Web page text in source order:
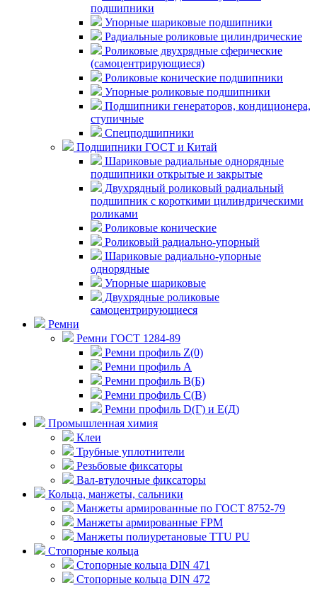
подшипники
Упорные шариковые подшипники
Радиальные роликовые цилиндрические
Роликовые двухрядные сферические
(самоцентрирующиеся)
Роликовые конические подшипники
Упорные роликовые подшипники
Подшипники генераторов, кондиционера,
ступичные
Спецподшипники
Подшипники ГОСТ и Китай
Шариковые радиальные однорядные
подшипники открытые и закрытые
Двухрядный роликовый радиальный
подшипник с короткими цилиндрическими
роликами
Роликовые конические
Роликовый радиально-упорный
Шариковые радиально-упорные
однорядные
Упорные шариковые
Двухрядные роликовые
самоцентрирующиеся
Ремни
Ремни ГОСТ 1284-89
Ремни профиль Z(0)
Ремни профиль А
Ремни профиль В(Б)
Ремни профиль С(В)
Ремни профиль D(Г) и E(Д)
Промышленная химия
Клеи
Трубные уплотнители
Резьбовые фиксаторы
Вал-втулочные фиксаторы
Кольца, манжеты, сальники
Манжеты армированные по ГОСТ 8752-79
Манжеты армированные FPM
Манжеты полиуретановые TTU PU
Стопорные кольца
Стопорные кольца DIN 471
Стопорные кольца DIN 472